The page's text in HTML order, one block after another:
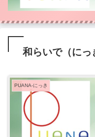
和らいで（にっ
PUANA-にっき